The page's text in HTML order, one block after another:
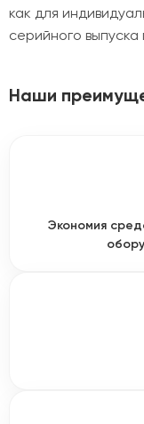
как для
серийного выпуска
Наши
Экономия